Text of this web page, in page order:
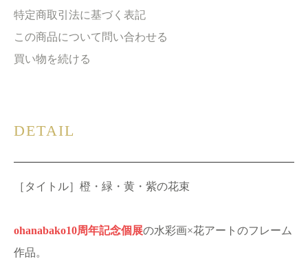
特定商取引法に基づく表記
この商品について問い合わせる
買い物を続ける
DETAIL
［タイトル］橙・緑・黄・紫の花束
ohanabako10周年記念個展の水彩画×花アートのフレーム
作品。